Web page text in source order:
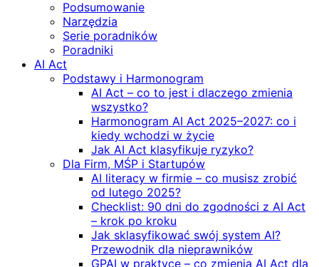
Podsumowanie
Narzędzia
Serie poradników
Poradniki
AI Act
Podstawy i Harmonogram
AI Act – co to jest i dlaczego zmienia
wszystko?
Harmonogram AI Act 2025–2027: co i
kiedy wchodzi w życie
Jak AI Act klasyfikuje ryzyko?
Dla Firm, MŚP i Startupów
AI literacy w firmie – co musisz zrobić
od lutego 2025?
Checklist: 90 dni do zgodności z AI Act
– krok po kroku
Jak sklasyfikować swój system AI?
Przewodnik dla nieprawników
GPAI w praktyce – co zmienia AI Act dla